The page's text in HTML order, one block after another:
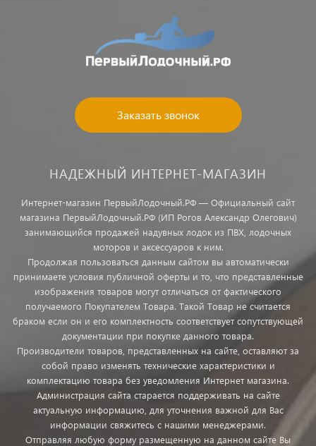
Заказать звонок
НАДЕЖНЫЙ ИНТЕРНЕТ-МАГАЗИН
Интернет-магазин ПервыйЛодочный.РФ — Официальный сайт
магазина ПервыйЛодочный.РФ (ИП Рогов Александр Олегович)
занимающийся продажей надувных лодок из ПВХ, лодочных
моторов и аксессуаров к ним.
Продолжая пользоваться данным сайтом вы автоматически
принимаете условия публичной оферты и то, что представленные
изображения товаров могут отличаться от фактического
получаемого Покупателем Товара. Такой Товар не считается
браком если он и его комплектность соответствует сопутствующей
документации при покупке данного товара.
Производители товаров, представленных на сайте, оставляют за
собой право изменять технические характеристики и
комплектацию товара без уведомления Интернет магазина.
Администрация сайта старается поддерживать на сайте
актуальную информацию, для уточнения важной для Вас
информации свяжитесь с нашими менеджерами.
Отправляя любую форму размещенную на данном сайте Вы